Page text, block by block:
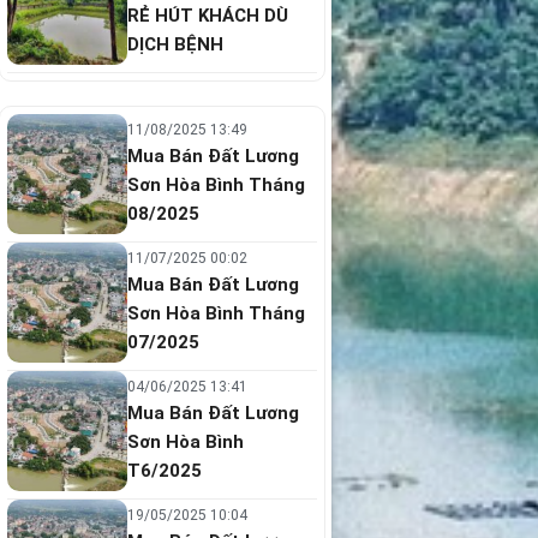
RẺ HÚT KHÁCH DÙ
DỊCH BỆNH
11/08/2025 13:49
Mua Bán Đất Lương
Sơn Hòa Bình Tháng
08/2025
11/07/2025 00:02
Mua Bán Đất Lương
Sơn Hòa Bình Tháng
07/2025
04/06/2025 13:41
Mua Bán Đất Lương
Sơn Hòa Bình
T6/2025
19/05/2025 10:04